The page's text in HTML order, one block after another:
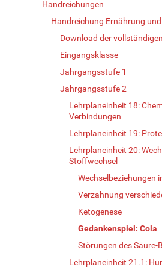
Handreichungen
Handreichung Ernährung
Download der
Eingangsklasse
Jahrgangsstufe 1
Jahrgangsstufe 2
Lehrplaneinheit 18:
Verbindungen
Lehrplaneinheit 19:
Lehrplaneinheit 20:
Stoffwechsel
Wechselbeziehungen
Verzahnung
Ketogenese
Gedankenspiel: Cola
Störungen des Säure-
Lehrplaneinheit 21.1: